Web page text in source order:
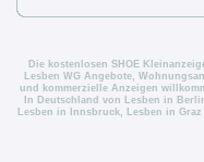
Die kostenlosen SHOE
Lesben WG Angebote,
und kommerzielle Anzeigen
In Deutschland von Lesben in
Lesben in Innsbruck, Lesben in Graz